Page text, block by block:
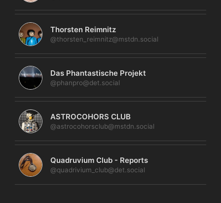
Thorsten Reimnitz
@thorsten_reimnitz@mstdn.social
Das Phantastische Projekt
@phanpro@det.social
ASTROCOHORS CLUB
@astrocohorsclub@mstdn.social
Quadruvium Club - Reports
@quadrivium_club@det.social